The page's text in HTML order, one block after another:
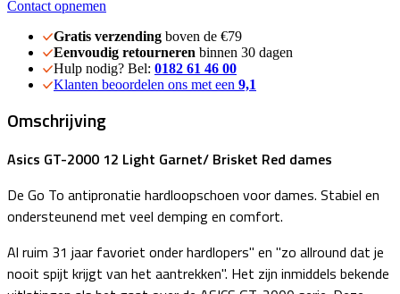
Contact opnemen
Gratis verzending boven de €79
Eenvoudig retourneren binnen 30 dagen
Hulp nodig? Bel: 0182 61 46 00
Klanten beoordelen ons met een 9,1
Omschrijving
Asics GT-2000 12 Light Garnet/ Brisket Red dames
De Go To antipronatie hardloopschoen voor dames. Stabiel en
ondersteunend met veel demping en comfort.
Al ruim 31 jaar favoriet onder hardlopers" en "zo allround dat je
nooit spijt krijgt van het aantrekken". Het zijn inmiddels bekende